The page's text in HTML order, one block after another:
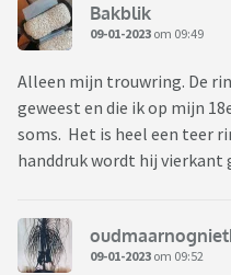
Bakblik
09-01-2023 om 09:49
Alleen mijn trouwring. De
geweest en die ik op mijn
soms. Het is heel een teer
handdruk wordt hij vierkant
09-01-2023 om 09:52